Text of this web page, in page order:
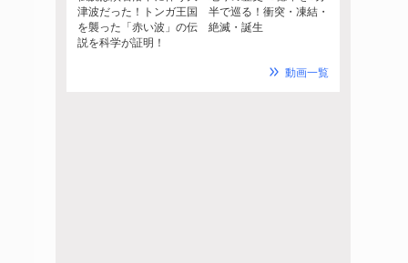
津波だった！トンガ王国
を襲った「赤い波」の伝
説を科学が証明！
半で巡る！衝突・凍結・
絶滅・誕生
動画一覧